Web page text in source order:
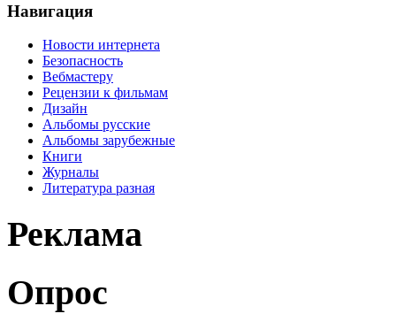
Навигация
Новости интернета
Безопасность
Вебмастеру
Рецензии к фильмам
Дизайн
Альбомы русские
Альбомы зарубежные
Книги
Журналы
Литература разная
Реклама
Опрос